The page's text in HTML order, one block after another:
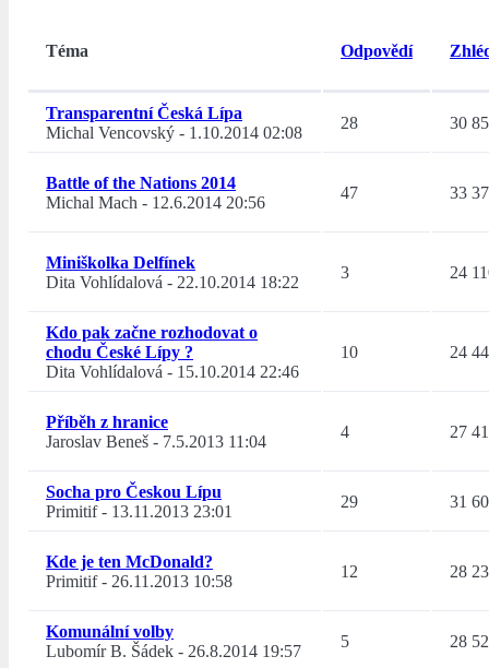
Téma Odpovědí
Transparentní Česká Lípa
Michal Vencovský - 1.10.2014 02:08
28 30
Battle of the Nations 2014
Michal Mach - 12.6.2014 20:56
47 33
Miniškolka Delfínek
Dita Vohlídalová - 22.10.2014 18:22
3 24
Kdo pak začne rozhodovat o
chodu České Lípy ?
Dita Vohlídalová - 15.10.2014 22:46
10 24
Příběh z hranice
Jaroslav Beneš - 7.5.2013 11:04
4 27
Socha pro Českou Lípu
Primitif- 13.11.2013 23:01
29 31
Kde je ten McDonald?
Primitif- 26.11.2013 10:58
12 28
Komunální volby
Lubomír B. Šádek - 26.8.2014 19:57
5 28